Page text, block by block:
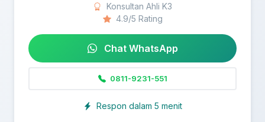
Konsultan Ahli K3
4.9/5 Rating
Chat WhatsApp
0811-9231-551
Respon dalam 5 menit